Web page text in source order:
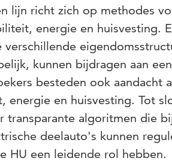
lijn richt zich op methodes
energie en huisvesting.
verschillende
kunnen bijdragen aan
besteden ook aandacht
energie en huisvesting. Tot
transparante algoritmen die
deelauto's kunnen
HU een leidende rol hebben.